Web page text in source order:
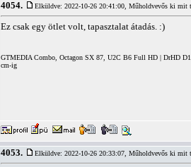
4054. Elküldve: 2022-10-26 20:41:00, Műholdvevős ki mit
Ez csak egy ötlet volt, tapasztalat átadás. :)
GTMEDIA Combo, Octagon SX 87, U2C B6 Full HD | DrHD
cm-ig
4053. Elküldve: 2022-10-26 20:33:07, Műholdvevős ki mit